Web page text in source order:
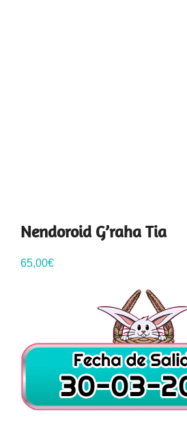
Nendoroid G’raha Tia
65,00€